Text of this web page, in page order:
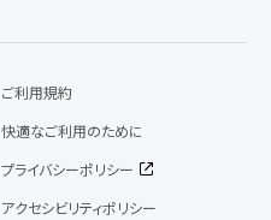
ご利用規約
快適なご利用のために
プライバシーポリシー
アクセシビリティポリシー